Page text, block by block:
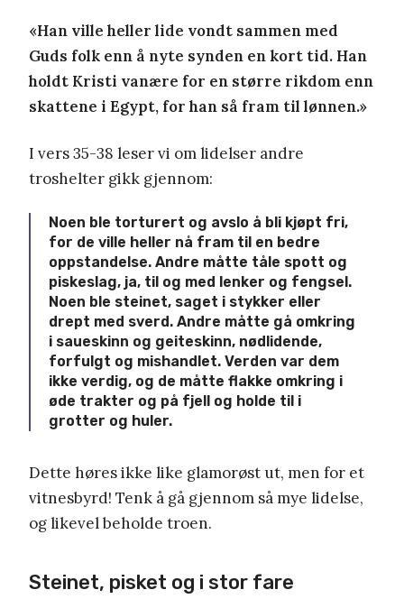
«Han ville heller lide vondt sammen med
Guds folk enn å nyte synden en kort tid. Han
holdt Kristi vanære for en større rikdom enn
skattene i Egypt, for han så fram til lønnen.»
I vers 35-38 leser vi om lidelser andre
troshelter gikk gjennom:
Noen ble torturert og avslo å bli kjøpt fri,
for de ville heller nå fram til en bedre
oppstandelse. Andre måtte tåle spott og
piskeslag, ja, til og med lenker og fengsel.
Noen ble steinet, saget i stykker eller
drept med sverd. Andre måtte gå omkring
i saueskinn og geiteskinn, nødlidende,
forfulgt og mishandlet. Verden var dem
ikke verdig, og de måtte flakke omkring i
øde trakter og på fjell og holde til i
grotter og huler.
Dette høres ikke like glamorøst ut, men for et
vitnesbyrd! Tenk å gå gjennom så mye lidelse,
og likevel beholde troen.
Steinet, pisket og i stor fare